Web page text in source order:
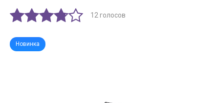
12 голосов
Новинка